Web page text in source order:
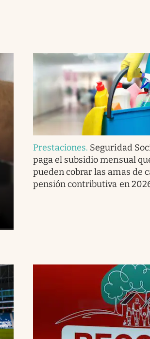
Prestaciones. Seguridad
paga el subsidio mensual
pueden cobrar las amas de
pensión contributiva en